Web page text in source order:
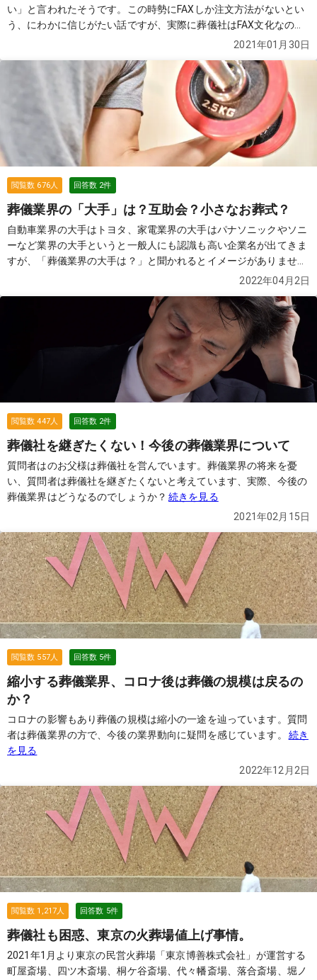
い」と言われたそうです。この時勢にFAXしか注文方法がないとい
う、にわかに信じがたい話ですが、実際に葬儀社はFAX文化なので
2021年01月30日
閲覧数 676人 回答数 2件
葬儀業界の「大手」は？互助会？小さなお葬式？
自動車業界の大手はトヨタ、家電業界の大手はパナソニックやソニ
ーなど業界の大手というと一般人にも認識も高い企業名が出てきま
すが、「葬儀業界の大手は？」と聞かれるとイメージがありませ
2022年04月2日
閲覧数447人 回答数 2件
葬儀社を継ぎたくない！今後の葬儀業界について
質問者はのお父様は葬儀社を営んでいます。葬儀業界の将来を憂
い、質問者は葬儀社を継ぎたくないと考えています、実際、今後の
葬儀業界はどうなるのでしょうか？ 続きを見る
2021年02月15日
閲覧数 557人 回答数 5件
縮小する葬儀業界、コロナ後は葬儀の規模は戻るの
か？
コロナの影響もあり葬儀の規模は縮小の一途を辿っています。質問
者は葬儀業界の方で、今後の業界動向に疑問を感じています。
続き
を見る
2022年12月2日
閲覧数 1,217人 回答数 5件
葬儀社も困惑、東京の火葬場値上げ事情。
2021年1月より東京の民営火葬場「東京博善株式会社」が運営する
町屋斎場、四ツ木斎場、桐ケ谷斎場、代々幡斎場、落合斎場、堀ノ